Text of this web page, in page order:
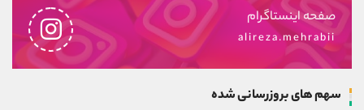
صفحه اینستاگرام
alireza.mehrabii
سهم های بروزرسانی شده
کانال بله @alirezamehrabi_official